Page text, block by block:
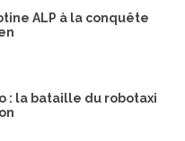
ALP à la conquête
: la bataille du robotaxi